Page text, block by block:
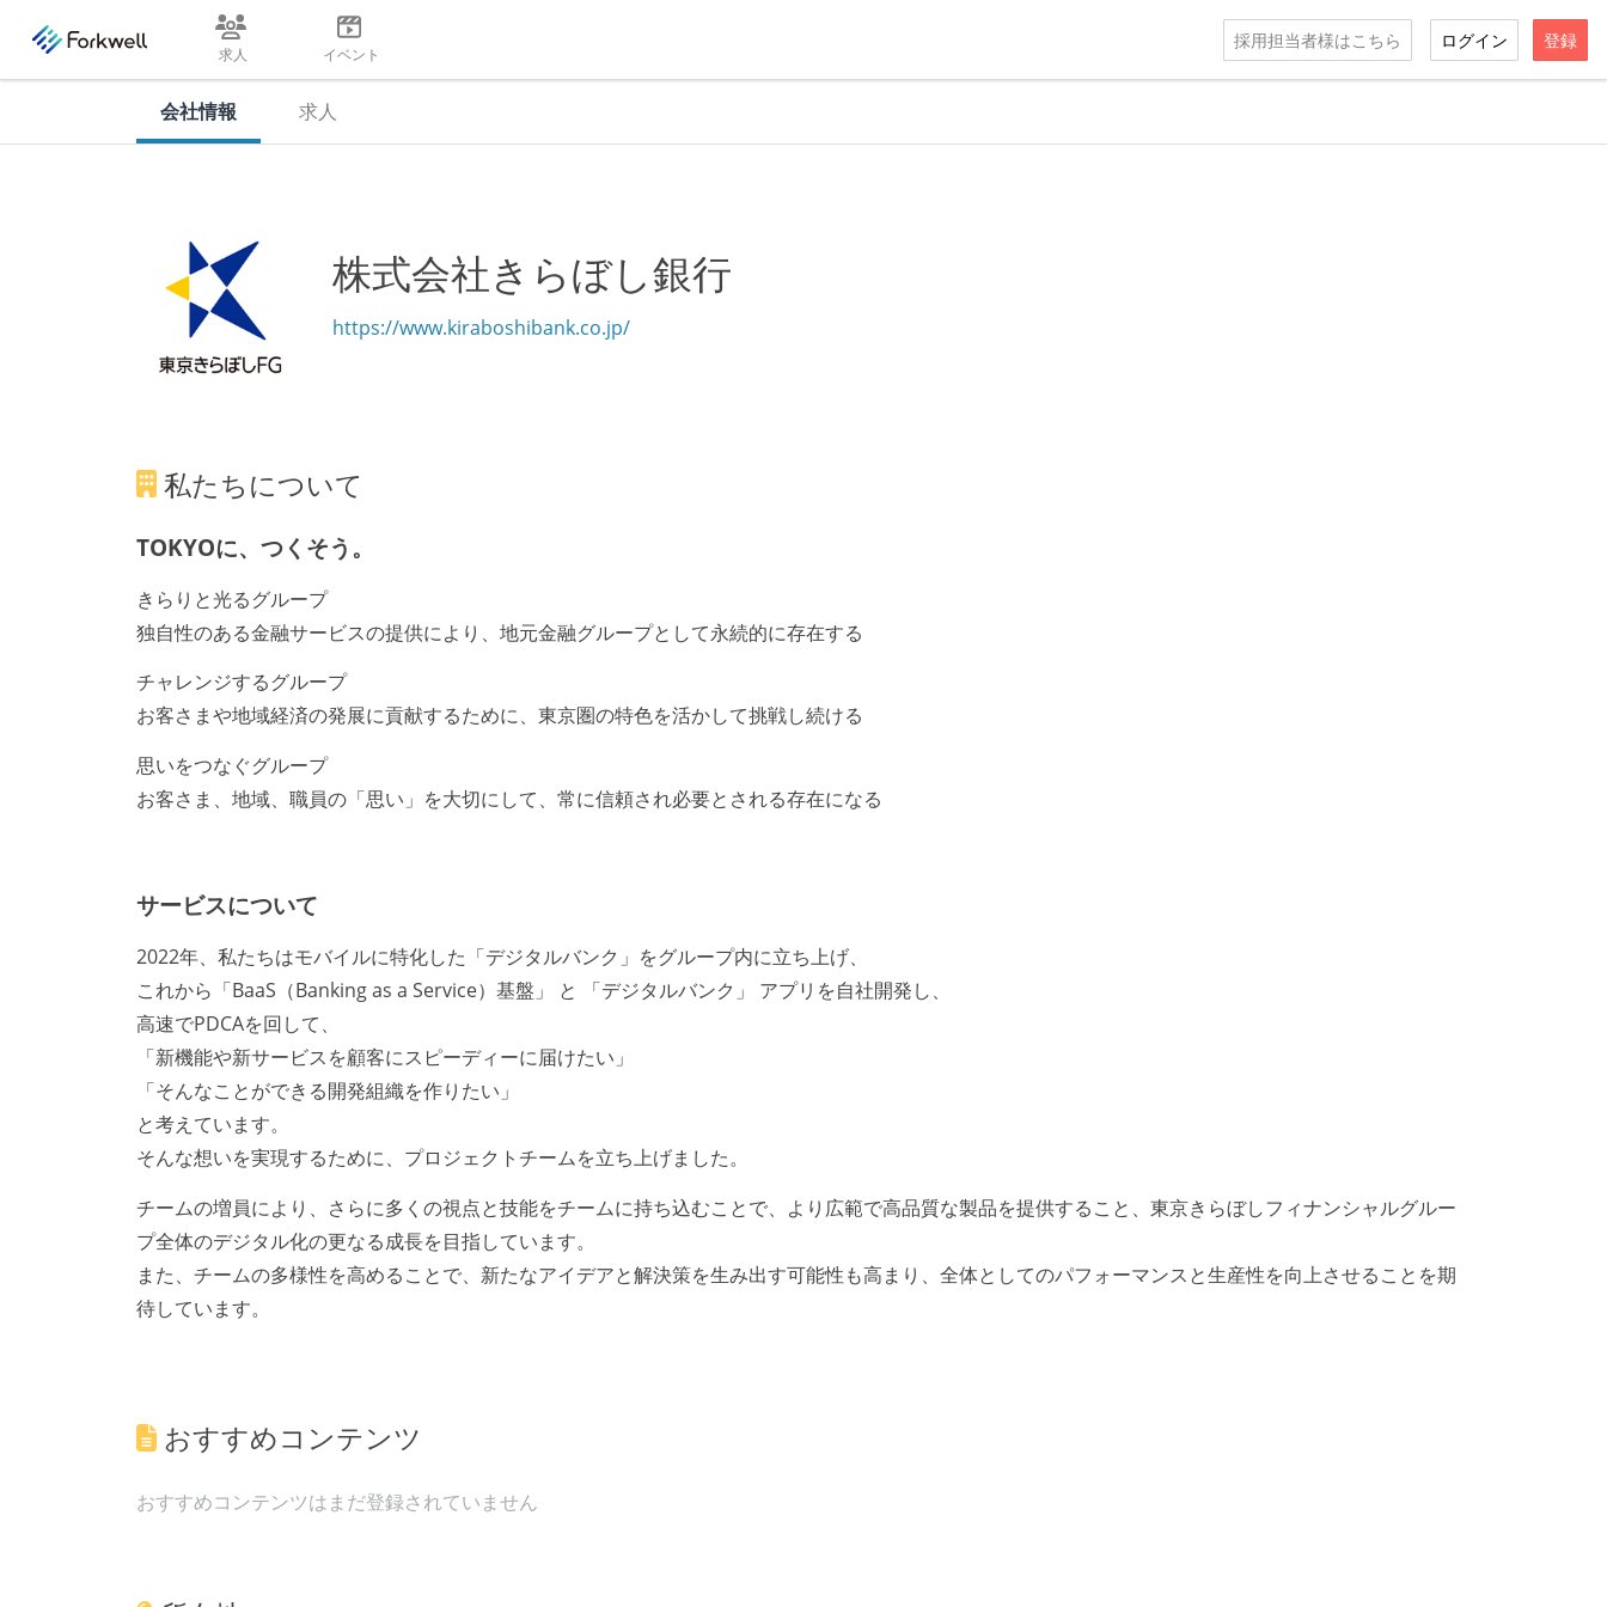
求人 イベント
採用担当者様はこちら ログイン 登録
会社情報 求人
株式会社きらぼし銀行
https://www.kiraboshibank.co.jp/
私たちについて
TOKYOに、つくそう。
きらりと光るグループ
独自性のある金融サービスの提供により、地元金融グループとして永続的に存在する
チャレンジするグループ
お客さまや地域経済の発展に貢献するために、東京圏の特色を活かして挑戦し続ける
思いをつなぐグループ
お客さま、地域、職員の「思い」を大切にして、常に信頼され必要とされる存在になる
サービスについて
2022年、私たちはモバイルに特化した「デジタルバンク」をグループ内に立ち上げ、
これから「BaaS（Banking as a Service）基盤」 と 「デジタルバンク」 アプリを自社開発し、
高速でPDCAを回して、
「新機能や新サービスを顧客にスピーディーに届けたい」
「そんなことができる開発組織を作りたい」
と考えています。
そんな想いを実現するために、プロジェクトチームを立ち上げました。
チームの増員により、さらに多くの視点と技能をチームに持ち込むことで、より広範で高品質な製品を提供すること、東京きらぼしフィナンシャルグルー
プ全体のデジタル化の更なる成長を目指しています。
また、チームの多様性を高めることで、新たなアイデアと解決策を生み出す可能性も高まり、全体としてのパフォーマンスと生産性を向上させることを期
待しています。
おすすめコンテンツ
おすすめコンテンツはまだ登録されていません